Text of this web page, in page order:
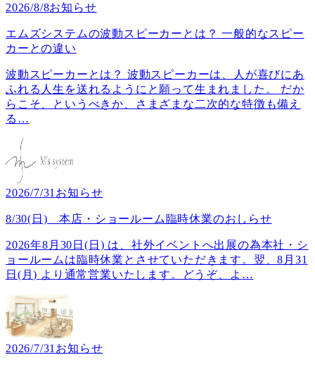
2026/8/8お知らせ
エムズシステムの波動スピーカーとは？ 一般的なスピー
カーとの違い
波動スピーカーとは？ 波動スピーカーは、人が喜びにあ
ふれる人生を送れるようにと願って生まれました。 だか
らこそ、というべきか、さまざまな二次的な特徴も備え
る …
2026/7/31 お知らせ
8/30(日) 本店・ショールーム臨時休業のおしらせ
2026年8月30日(日) は、社外イベントへ出展の為本社・シ
ョールームは臨時休業とさせていただきます。翌、8月31
日(月) より通常営業いたします。どうぞ、よ …
2026/7/31 お知らせ